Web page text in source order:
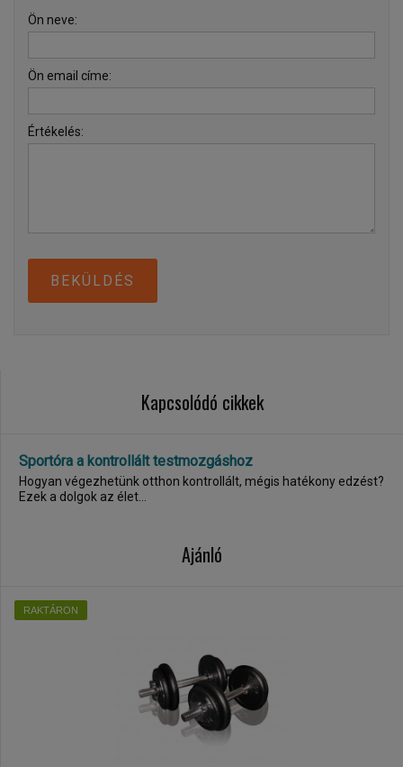
Ön neve:
Ön email címe:
Értékelés:
BEKÜLDÉS
Kapcsolódó cikkek
Sportóra a kontrollált testmozgáshoz
Hogyan végezhetünk otthon kontrollált, mégis hatékony edzést?
Ezek a dolgok az élet...
Ajánló
RAKTÁRON